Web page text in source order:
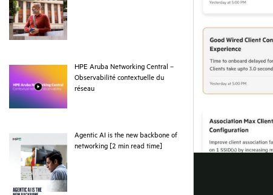
HPE Aruba Networking Central –
Observabilité contextuelle du
réseauwebpage
Agentic AI is the new backbone of
networking [2 min read time]